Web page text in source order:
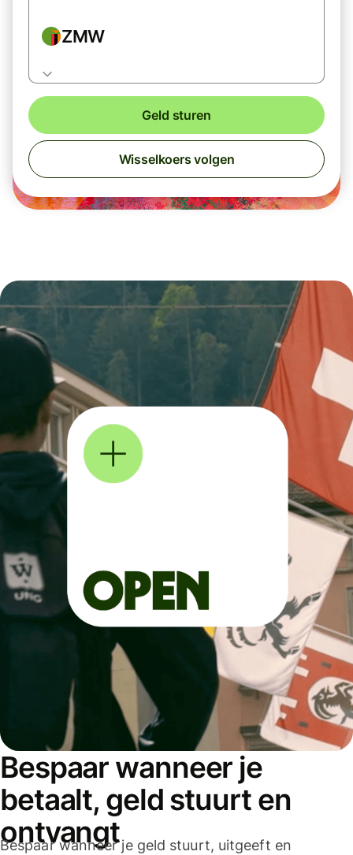
ZMW
Geld sturen
Wisselkoers volgen
Bespaar wanneer je
betaalt, geld stuurt en
ontvangt
Bespaar wanneer je geld stuurt, uitgeeft en